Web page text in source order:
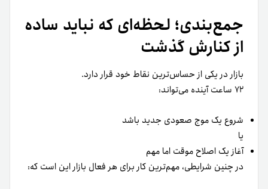
جمع‌بندی؛ لحظه‌ای که نباید ساده
از کنارش گذشت
بازار در یکی از حساس‌ترین نقاط خود قرار دارد.
۷۲ ساعت آینده می‌تواند:
شروع یک موج صعودی جدید باشد
یا
آغاز یک اصلاح موقت اما مهم
در چنین شرایطی، مهم‌ترین کار برای هر فعال بازار این است که: